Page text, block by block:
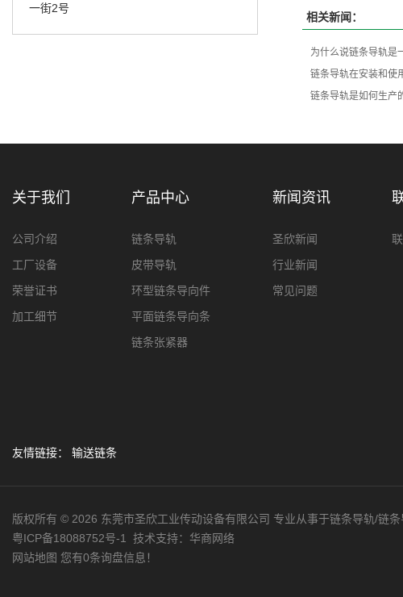
一街2号
相关新闻：
为什么说链条导轨是
链条导轨在安装和使
链条导轨是如何生产
关于我们
公司介绍
工厂设备
荣誉证书
加工细节
产品中心
链条导轨
皮带导轨
环型链条导向件
平面链条导向条
链条张紧器
新闻资讯
圣欣新闻
行业新闻
常见问题
友情链接： 输送链条
版权所有 © 2026 东莞市圣欣工业传动设备有限公司 专业从事于链条导轨/链
粤ICP备18088752号-1
技术支持： 华商网络
网站地图 您有0条询盘信息！